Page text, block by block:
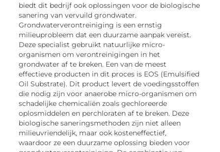
biedt dit bedrijf ook oplossingen voor de biologische
sanering van vervuild grondwater.
Grondwaterverontreiniging is een ernstig
milieuprobleem dat een duurzame aanpak vereist.
Deze specialist gebruikt natuurlijke micro-
organismen om verontreinigingen in het
grondwater af te breken. Een van de meest
effectieve producten in dit proces is EOS (Emulsified
Oil Substrate). Dit product levert de voedingsstoffen
die nodig zijn voor anaerobe micro-organismen om
schadelijke chemicaliën zoals gechloreerde
oplosmiddelen en perchloraten af te breken. Deze
biologische saneringsmethoden zijn niet alleen
milieuvriendelijk, maar ook kosteneffectief,
waardoor ze een duurzame oplossing bieden voor